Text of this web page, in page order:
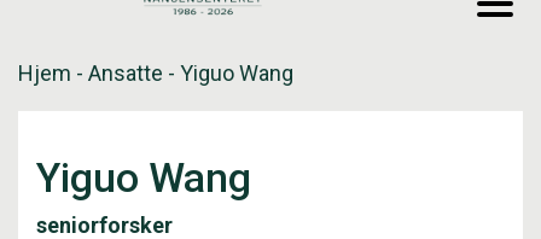
Hjem - Ansatte - Yiguo Wang
Yiguo Wang
seniorforsker